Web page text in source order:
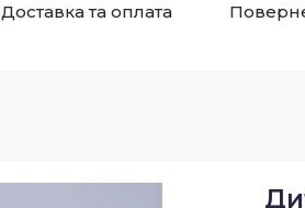
Доставка та оплата